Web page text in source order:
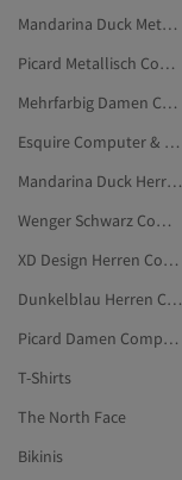
Mandarina Duck Metallisch Elektronik
Picard Metallisch Computer & Tablets
Mehrfarbig Damen Computer & Tablets
Esquire Computer & Tablets
Mandarina Duck Herren Elektronik
Wenger Schwarz Computer & Tablets
XD Design Herren Computer & Tablets
Dunkelblau Herren Computer & Tablets
Picard Damen Computer & Tablets
T-Shirts
The North Face
Bikinis